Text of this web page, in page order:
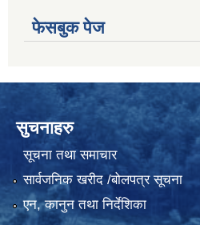
फेसबुक पेज
सुचनाहरु
सूचना तथा समाचार
सार्वजनिक खरीद /बोलपत्र सूचना
एन, कानुन तथा निर्देशिका